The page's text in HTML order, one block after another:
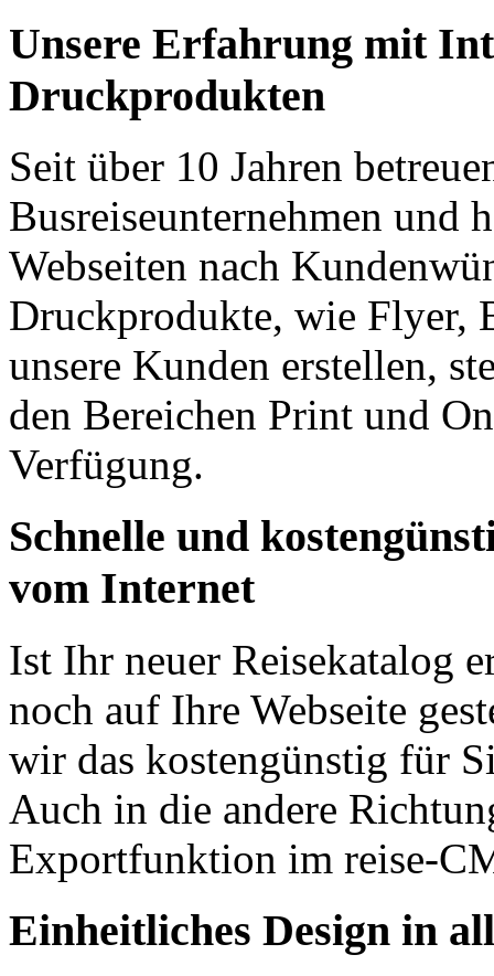
Unsere Erfahrung mit
Druckprodukten
Seit über 10 Jahren
Busreiseunternehmen und
Webseiten nach
Druckprodukte, wie Flyer,
unsere Kunden erstellen,
den Bereichen Print und
Verfügung.
Schnelle und
vom Internet
Ist Ihr neuer Reisekatalog
noch auf Ihre Webseite
wir das kostengünstig für
Auch in die andere
Exportfunktion im reise-
Einheitliches Design in